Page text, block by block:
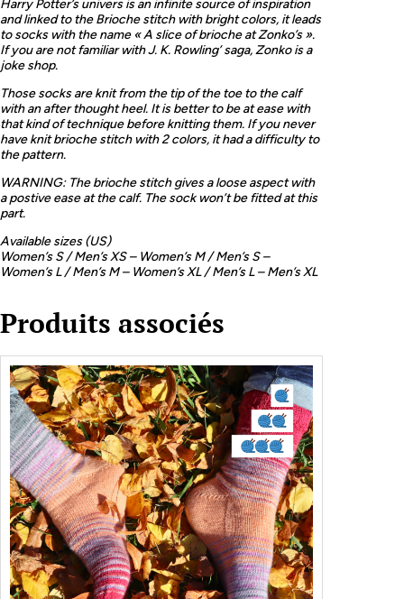
Harry Potter’s univers is an infinite source of inspiration
and linked to the Brioche stitch with bright colors, it leads
to socks with the name « A slice of brioche at Zonko’s ».
If you are not familiar with J. K. Rowling’ saga, Zonko is a
joke shop.
Those socks are knit from the tip of the toe to the calf
with an after thought heel. It is better to be at ease with
that kind of technique before knitting them. If you never
have knit brioche stitch with 2 colors, it had a difficulty to
the pattern.
WARNING: The brioche stitch gives a loose aspect with
a postive ease at the calf. The sock won’t be fitted at this
part.
Available sizes (US)
Women’s S / Men’s XS – Women’s M / Men’s S –
Women’s L / Men’s M – Women’s XL / Men’s L – Men’s XL
Produits associés